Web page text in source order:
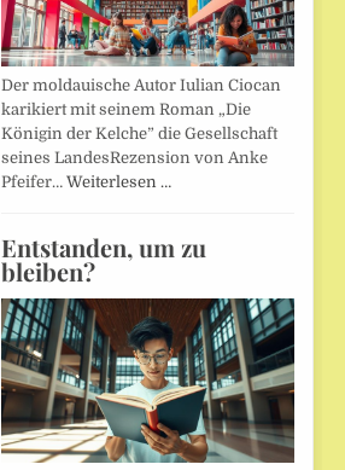
Der moldauische Autor Iulian Ciocan
karikiert mit seinem Roman „Die
Königin der Kelche” die Gesellschaft
seines LandesRezension von Anke
Pfeifer… Weiterlesen …
Entstanden, um zu
bleiben?